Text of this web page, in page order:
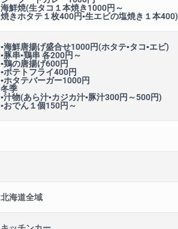
海鮮焼(生タコ１本焼き1000円～
焼きホタテ１枚400円▪生エビの塩焼き１本400)
▪海鮮唐揚げ盛合せ1000円(ホタテ▪タコ▪エビ)
▪豚串▪鶏串 各200円～
▪鶏の唐揚げ600円
▪ポテトフライ400円
▪ホタテバーガー1000円
冬季
▪汁物(あら汁▪カジカ汁▪豚汁300円～500円)
▪おでん１個150円～
北海道全域